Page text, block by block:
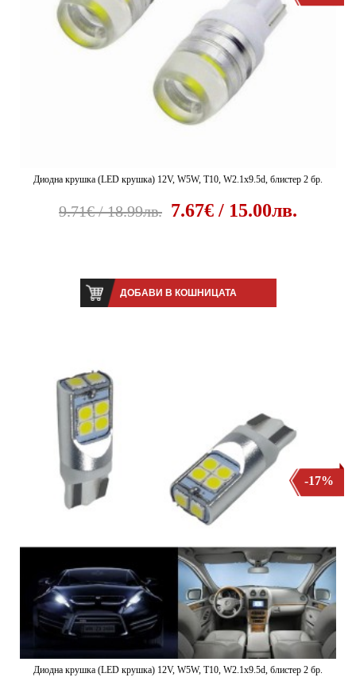
Диодна крушка (LED крушка) 12V, W5W, T10, W2.1x9.5d, блистер 2 бр.
9.71€ / 18.99лв. 7.67€ / 15.00лв.
ДОБАВИ В КОШНИЦАТА
Диодна крушка (LED крушка) 12V, W5W, T10, W2.1x9.5d, блистер 2 бр.
-17%